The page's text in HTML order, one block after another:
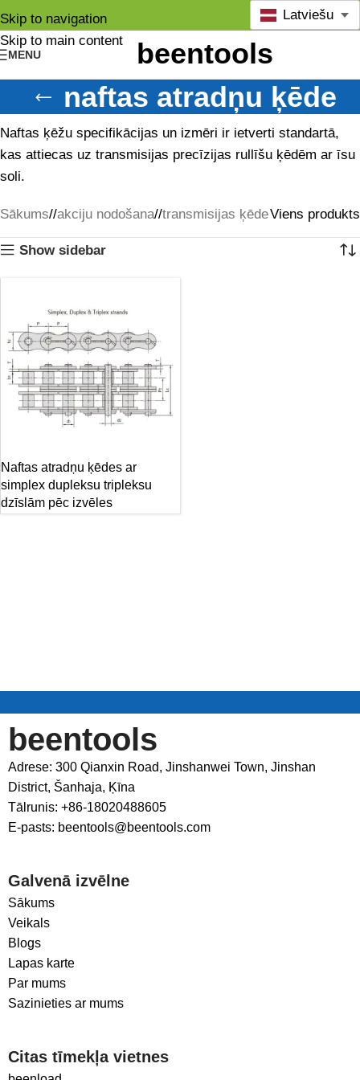
Skip to navigation
Skip to main content
MENU
Latviešu
naftas atradņu ķēde
Naftas ķēžu specifikācijas un izmēri ir ietverti standartā,
kas attiecas uz transmisijas precīzijas rullīšu ķēdēm ar īsu
soli.
Sākums/ akciju nodošana/ transmisijas ķēdeViens produkts
Show sidebar
Naftas atradņu ķēdes ar
simplex dupleksu tripleksu
dzīslām pēc izvēles
beentools
Adrese: 300 Qianxin Road, Jinshanwei Town, Jinshan
District, Šanhaja, Ķīna
Tālrunis: +86-18020488605
E-pasts: beentools@beentools.com
Galvenā izvēlne
Sākums
Veikals
Blogs
Lapas karte
Par mums
Sazinieties ar mums
Citas tīmekļa vietnes